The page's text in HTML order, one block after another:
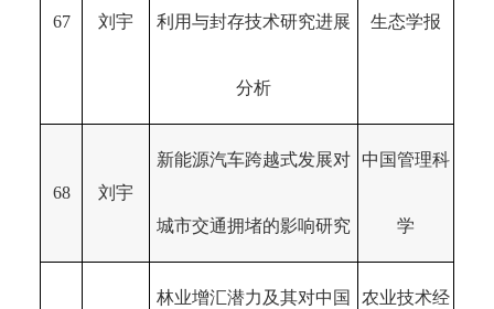
67 刘宇 利用与封存技术研究进展
分析
生态学报
68 刘宇
新能源汽车跨越式发展对
城市交通拥堵的影响研究
中国管理科
学
林业增汇潜力及其对中国 农业技术经